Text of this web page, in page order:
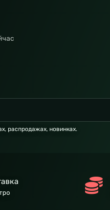
распродажах, новинках.